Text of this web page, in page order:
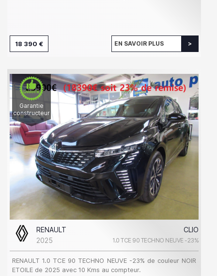
18 390 € EN SAVOIR PLUS
Garantie
constructeur
RENAULT
CLIO
2025
1.0 TCE 90 TECHNO NEUVE -23%
RENAULT 1.0 TCE 90 TECHNO NEUVE -23% de couleur NOIR
ETOILE de 2025 avec 10 Kms au compteur.